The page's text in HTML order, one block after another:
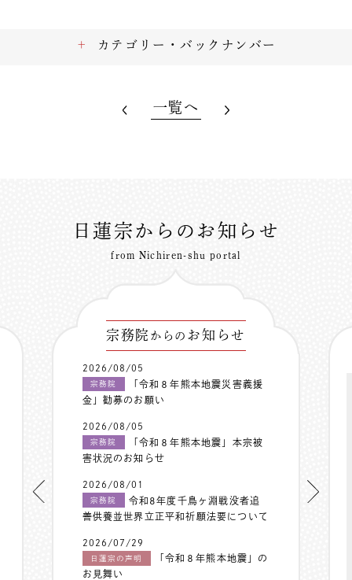
カテゴリー・バックナンバー
一覧へ
日蓮宗からのお知らせ
from Nichiren-shu portal
宗務院 からの お知らせ
2026/08/05
宗務院
「令和８年熊本地震災害義援
金」勧募のお願い
2026/08/05
宗務院
「令和８年熊本地震」本宗被
害状況のお知らせ
2026/08/01
宗務院
令和8年度千鳥ヶ淵戦没者追
善供養並世界立正平和祈願法要について
2026/07/29
日蓮宗の声明
「令和８年熊本地震」の
お見舞い